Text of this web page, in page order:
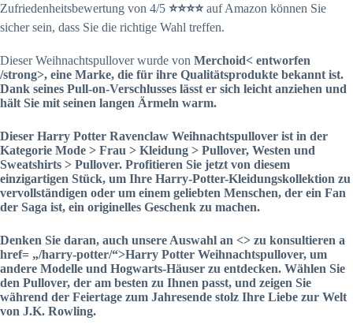
Zufriedenheitsbewertung von 4/5 ⭐⭐⭐⭐auf Amazon können Sie
sicher sein, dass Sie die richtige Wahl treffen.
Dieser Weihnachtspullover wurde von Merchoid< entworfen
/strong>, eine Marke, die für ihre Qualitätsprodukte bekannt ist.
Dank seines Pull-on-Verschlusses lässt er sich leicht anziehen und
hält Sie mit seinen langen Ärmeln warm.
Dieser Harry Potter Ravenclaw Weihnachtspullover ist in der
Kategorie Mode > Frau > Kleidung > Pullover, Westen und
Sweatshirts > Pullover. Profitieren Sie jetzt von diesem
einzigartigen Stück, um Ihre Harry-Potter-Kleidungskollektion zu
vervollständigen oder um einem geliebten Menschen, der ein Fan
der Saga ist, ein originelles Geschenk zu machen.
Denken Sie daran, auch unsere Auswahl an <> zu konsultieren a
href= „/harry-potter/“>Harry Potter Weihnachtspullover, um
andere Modelle und Hogwarts-Häuser zu entdecken. Wählen Sie
den Pullover, der am besten zu Ihnen passt, und zeigen Sie
während der Feiertage zum Jahresende stolz Ihre Liebe zur Welt
von J.K. Rowling.